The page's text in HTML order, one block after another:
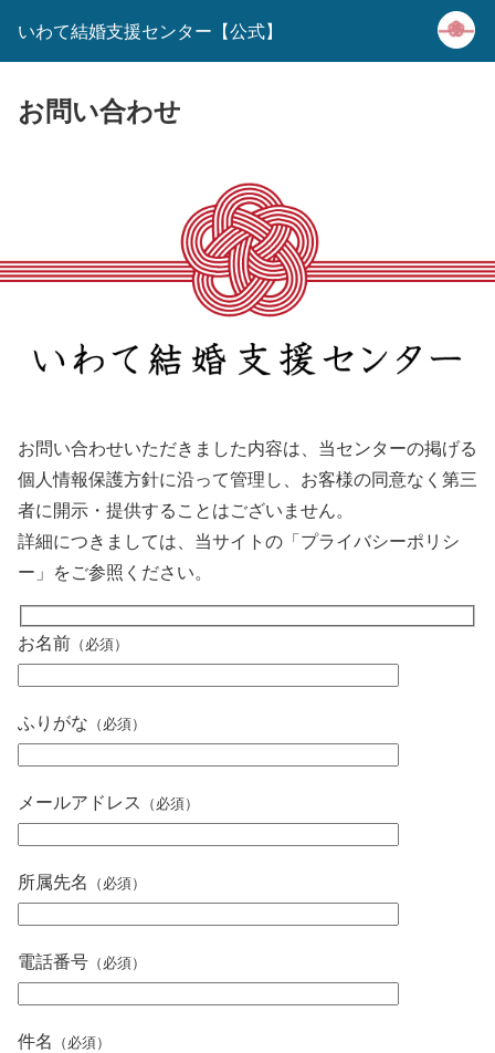
いわて結婚支援センター【公式】
お問い合わせ
お問い合わせいただきました内容は、当センターの掲げる
個人情報保護方針に沿って管理し、お客様の同意なく第三
者に開示・提供することはございません。
詳細につきましては、当サイトの「プライバシーポリシ
ー」をご参照ください。
お名前 （必須）
ふりがな （必須）
メールアドレス （必須）
所属先名 （必須）
電話番号 （必須）
件名 （必須）